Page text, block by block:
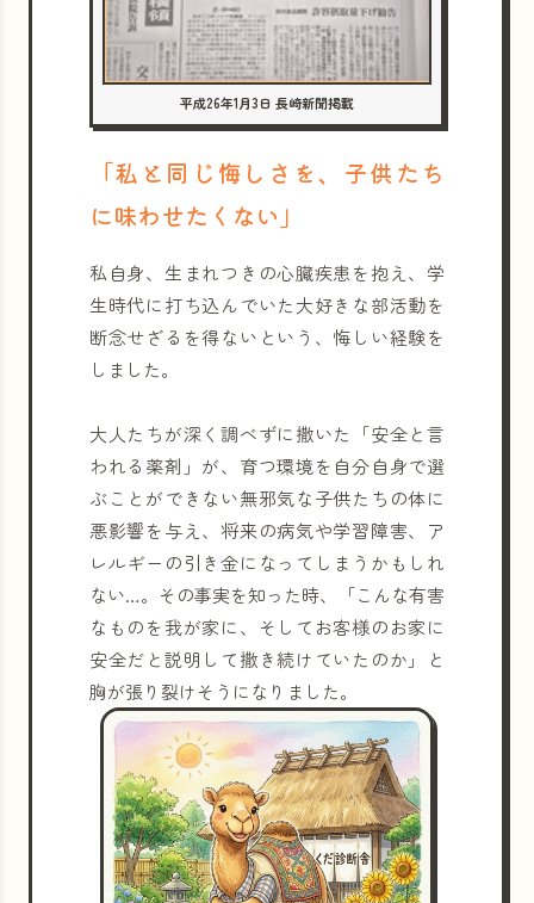
平成26年1月3日 長崎新聞掲載
「私と同じ悔しさを、子供たち
に味わせたくない」
私自身、生まれつきの心臓疾患を抱え、学
生時代に打ち込んでいた大好きな部活動を
断念せざるを得ないという、悔しい経験を
しました。
大人たちが深く調べずに撒いた「安全と言
われる薬剤」が、育つ環境を自分自身で選
ぶことができない無邪気な子供たちの体に
悪影響を与え、将来の病気や学習障害、ア
レルギーの引き金になってしまうかもしれ
ない…。その事実を知った時、「こんな有害
なものを我が家に、そしてお客様のお家に
安全だと説明して撒き続けていたのか」と
胸が張り裂けそうになりました。